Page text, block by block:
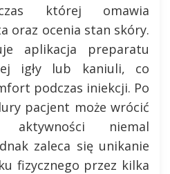
której omawia
oraz ocenia stan skóry.
aplikacja preparatu
igły lub kaniuli, co
podczas iniekcji. Po
pacjent może wrócić
aktywności niemal
zaleca się unikanie
fizycznego przez kilka